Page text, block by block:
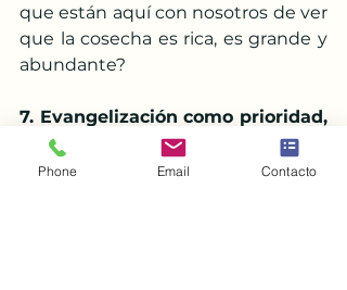
que están aquí con nosotros de ver
que la cosecha es rica, es grande y
abundante?
7. Evangelización como prioridad,
no como accesorio
La evangelización no es una
Phone Email Contacto